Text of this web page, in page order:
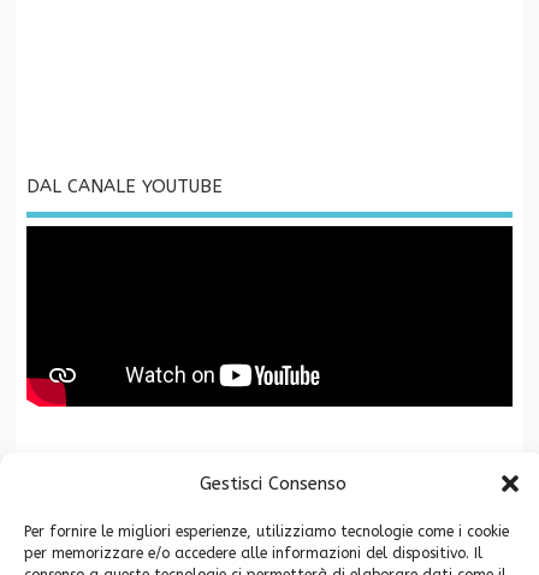
Gestisci Consenso
Per fornire le migliori esperienze, utilizziamo tecnologie come i cookie
per memorizzare e/o accedere alle informazioni del dispositivo. Il
DAL CANALE YOUTUBE